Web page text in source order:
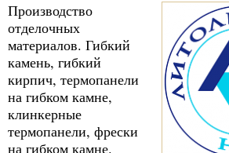
Производство
отделочных
материалов. Гибкий
камень, гибкий
кирпич, термопанели
на гибком камне,
клинкерные
термопанели, фрески
на гибком камне.